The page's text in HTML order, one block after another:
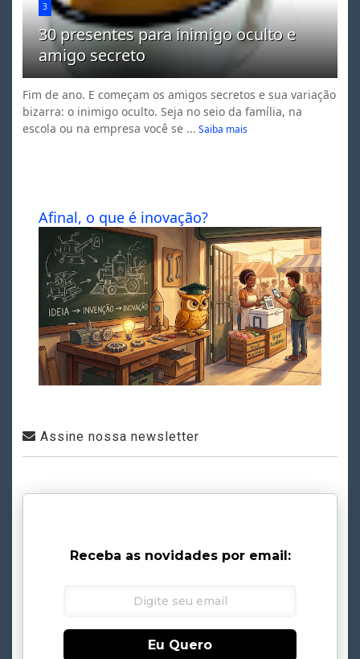
3
30 presentes para inimigo oculto e
amigo secreto
Fim de ano. E começam os amigos secretos e sua variação
bizarra: o inimigo oculto. Seja no seio da família, na
escola ou na empresa você se ... Saiba mais
Afinal, o que é inovação?
Assine nossa newsletter
Receba as novidades por email:
Eu Quero